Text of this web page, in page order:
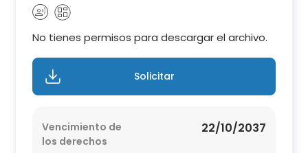
No tienes permisos para descargar el archivo.
Solicitar
Vencimiento de
los derechos
22/10/2037